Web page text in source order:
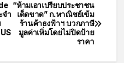
“ห้ามเอาเปรียบประชาชน
เด็ดขาด” ก.พาณิชย์เข้ม
ร้านค้าธงฟ้าฯ บวกภาษี
มูลค่าเพิ่มโดยไม่ปิดป้าย
ราคา
จำ